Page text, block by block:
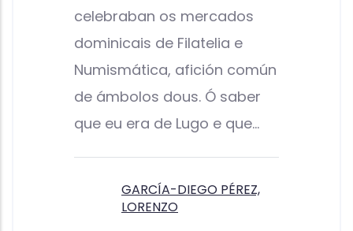
celebraban os mercados
dominicais de Filatelia e
Numismática, afición común
de ámbolos dous. Ó saber
que eu era de Lugo e que…
GARCÍA-DIEGO PÉREZ,
LORENZO